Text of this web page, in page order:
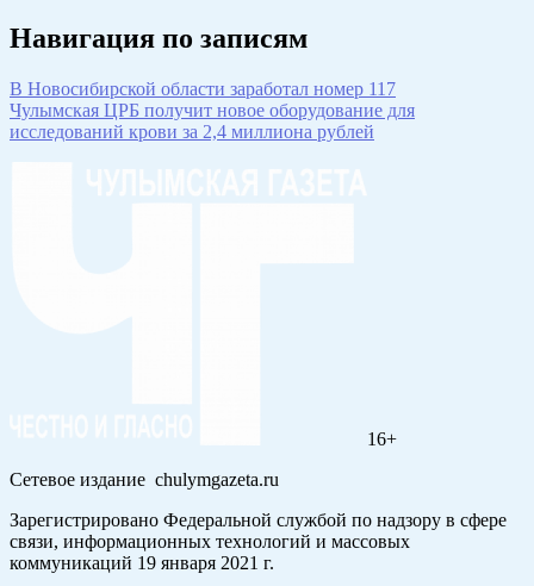
Навигация по записям
В Новосибирской области заработал номер 117
Чулымская ЦРБ получит новое оборудование для
исследований крови за 2,4 миллиона рублей
16+
Сетевое издание chulymgazeta.ru
Зарегистрировано Федеральной службой по надзору в сфере
связи, информационных технологий и массовых
коммуникаций 19 января 2021 г.